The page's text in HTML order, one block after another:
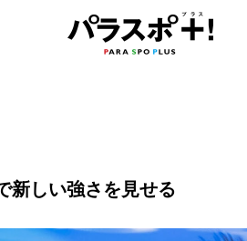
新しい強さを見せる